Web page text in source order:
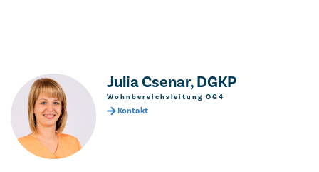
Julia Csenar, DGKP
Wohnbereichsleitung OG4
Kontakt